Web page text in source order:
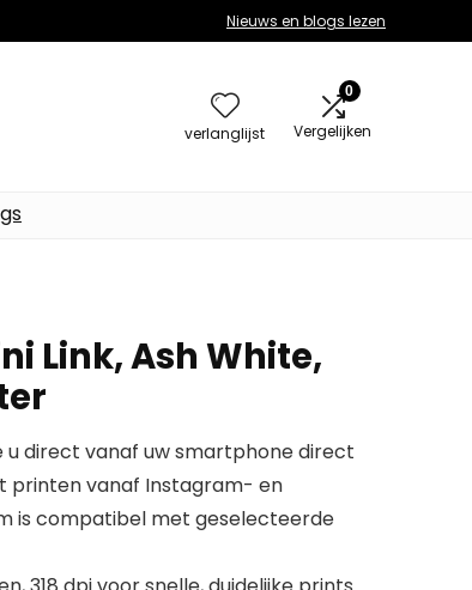
Nieuws en blogs lezen
verlanglijst
0
Vergelijken
Link, Ash White,
direct vanaf uw smartphone direct
printen vanaf Instagram- en
is compatibel met geselecteerde